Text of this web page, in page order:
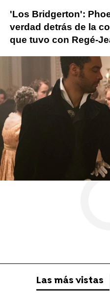
'Los Bridgerton':
verdad detrás de la
que tuvo con Regé-
Más sobre este tema:
Los Bridgerton
Las más vistas